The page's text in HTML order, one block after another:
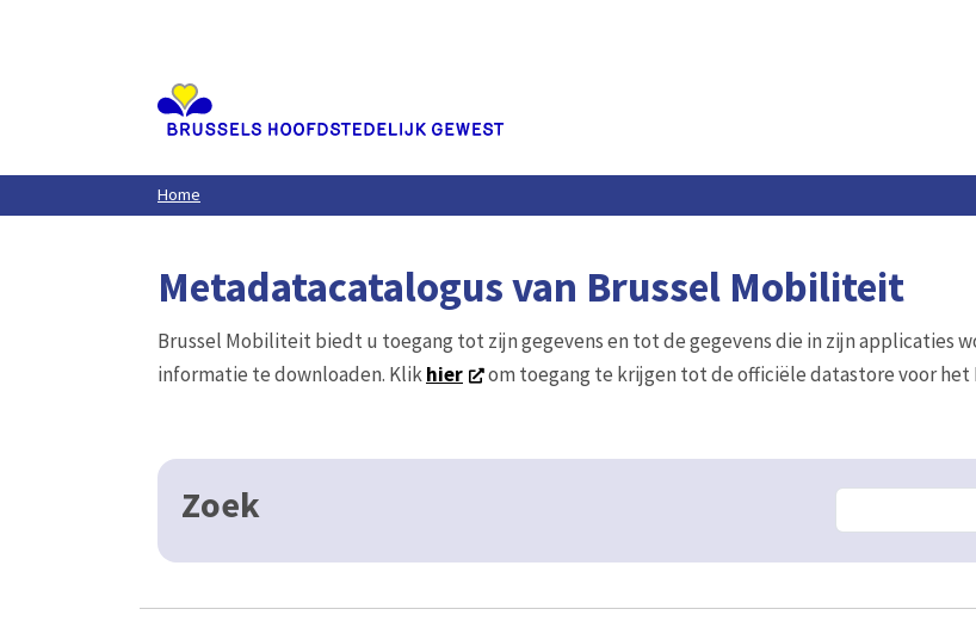
Home
Metadatacatalogus van Brussel Mobiliteit
Brussel Mobiliteit biedt u toegang tot zijn gegevens en tot de gegevens die in zijn applicaties
informatie te downloaden. Klikhier om toegang te krijgen tot de officiële datastore voor
Zoek